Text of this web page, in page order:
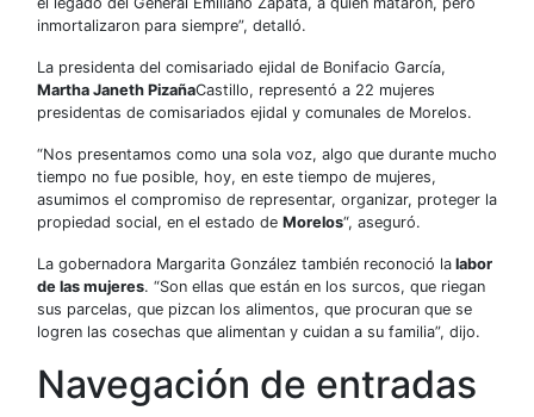
inmortalizaron para siempre”, detalló.
La presidenta del comisariado ejidal de Bonifacio García,
Martha Janeth PizañaCastillo, representó a 22 mujeres
presidentas de comisariados ejidal y comunales de Morelos.
“Nos presentamos como una sola voz, algo que durante mucho
tiempo no fue posible, hoy, en este tiempo de mujeres,
asumimos el compromiso de representar, organizar, proteger la
propiedad social, en el estado de Morelos“, aseguró.
La gobernadora Margarita González también reconoció la labor
de las mujeres. “Son ellas que están en los surcos, que riegan
sus parcelas, que pizcan los alimentos, que procuran que se
logren las cosechas que alimentan y cuidan a su familia”, dijo.
Navegación de entradas